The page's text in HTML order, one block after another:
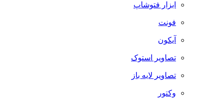
ابزار فتوشاپ
فونت
آیکون
تصاویر استوک
تصاویر لایه باز
وکتور